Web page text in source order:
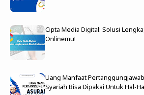
Cipta Media Digital: Solusi
Onlinemu!
Uang Manfaat
Syariah Bisa Dipakai Untuk Hal-